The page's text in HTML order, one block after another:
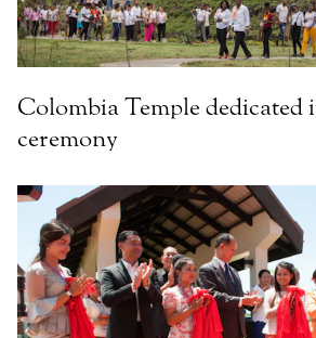
Colombia Temple dedicated
ceremony